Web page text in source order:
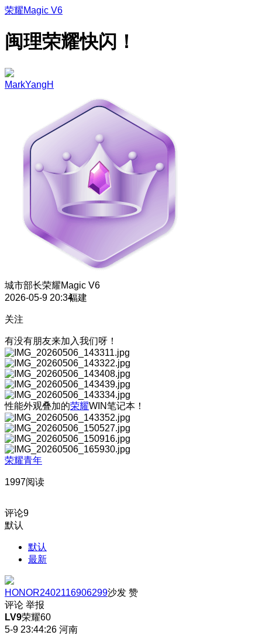
荣耀Magic V6
闽理荣耀快闪！
MarkYangH
城市部长荣耀Magic V6
2026-05-9 20:34福建
关注
有没有朋友来加入我们呀！
性能外观叠加的荣耀WIN笔记本！
荣耀青年
1997阅读
评论9
默认
默认
最新
HONOR2402116906299沙发 赞
评论 举报
LV9荣耀60
5-9 23:44:26 河南